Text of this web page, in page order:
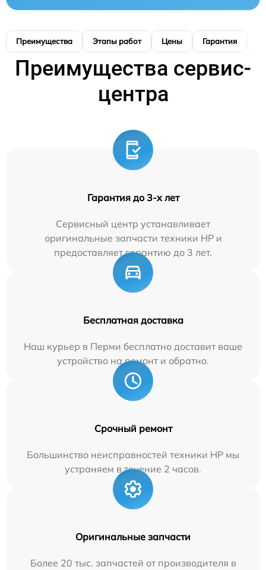
Преимущества Этапы работ Цены Гарантия
Преимущества сервис-
центра
Гарантия до 3-х лет
Сервисный центр устанавливает
оригинальные запчасти техники HP и
предоставляет гарантию до 3 лет.
Бесплатная доставка
Наш курьер в Перми бесплатно доставит ваше
устройство на ремонт и обратно.
Срочный ремонт
Большинство неисправностей техники HP мы
устраняем в течение 2 часов.
Оригинальные запчасти
Более 20 тыс. запчастей от производителя в